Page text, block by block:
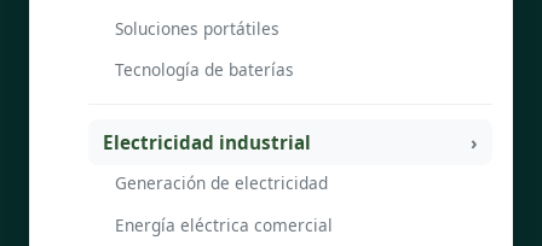
Soluciones portátiles
Tecnología de baterías
Electricidad industrial
Generación de electricidad
Energía eléctrica comercial